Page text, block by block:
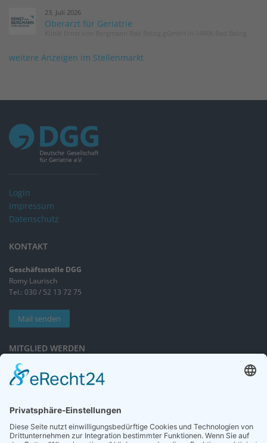
23. Juli 2026
Oberarzt für Geriatrie
weitere Anzeigen im Stellenmarkt
Login
Impressum
Datenschutz
KONTAKT
Geschäftsstelle DGG
Romy Laurisch
Tel.: 030 / 52 13 72 75
Mail senden
MITGLIED WERDEN
Sieben gute Gründe
für Ihre Mitgliedschaft